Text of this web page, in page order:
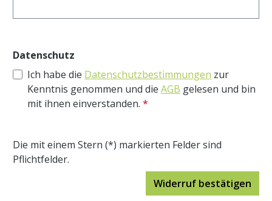
Datenschutz
Ich habe die Datenschutzbestimmungen zur
Kenntnis genommen und die AGB gelesen und bin
mit ihnen einverstanden. *
Die mit einem Stern (*) markierten Felder sind
Pflichtfelder.
Widerruf bestätigen